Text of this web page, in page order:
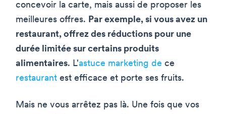
concevoir la carte, mais aussi de proposer les
meilleures offres. Par exemple, si vous avez un
restaurant, offrez des réductions pour une
durée limitée sur certains produits
alimentaires. L'astuce marketing de ce
restaurant est efficace et porte ses fruits.
Mais ne vous arrêtez pas là. Une fois que vos